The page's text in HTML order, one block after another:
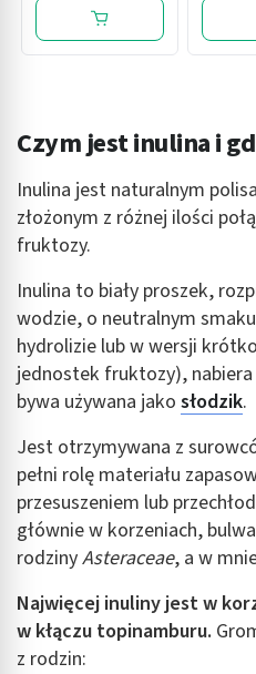
medycznego, 400
g
50 ml
Czym jest inulina i
Inulina jest naturalnym
złożonym z różnej ilości
fruktozy.
Inulina to biały proszek,
wodzie, o neutralnym
hydrolizie lub w wersji
jednostek fruktozy),
bywa używana jako słodzik.
Jest otrzymywana z
pełni rolę materiału
przesuszeniem lub
głównie w korzeniach,
rodzinyAsteraceae, a w
Najwięcej inuliny jest w
w kłączu topinamburu.
z rodzin: